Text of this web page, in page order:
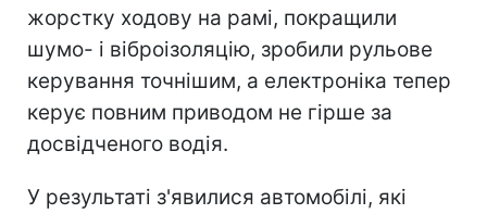
жорстку ходову на рамі, покращили
шумо- і віброізоляцію, зробили рульове
керування точнішим, а електроніка тепер
керує повним приводом не гірше за
досвідченого водія.
У результаті з'явилися автомобілі, які